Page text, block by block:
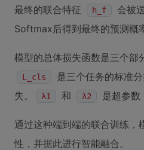
最终的联合特征 h_f
会被
Softmax后得到最终的预测概
模型的总体损失函数是三个部
L_cls
是三个任务的标准
失。
λ1 和 λ2 是超参数
通过这种端到端的联合训练，
性，并据此进行智能融合。